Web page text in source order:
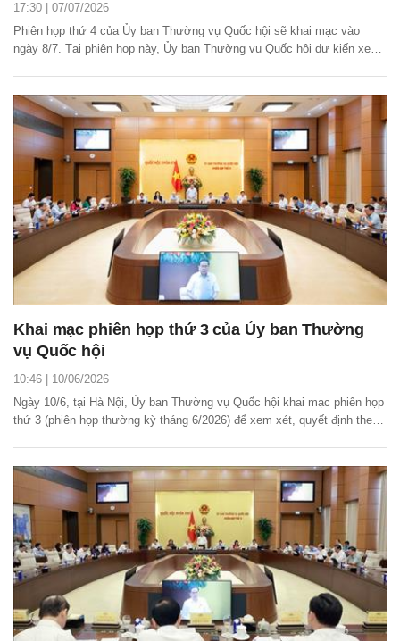
17:30 | 07/07/2026
Phiên họp thứ 4 của Ủy ban Thường vụ Quốc hội sẽ khai mạc vào
ngày 8/7. Tại phiên họp này, Ủy ban Thường vụ Quốc hội dự kiến xem
pháp luật, chuẩn bị cho kỳ họp...
Khai mạc phiên họp thứ 3 của Ủy ban Thường
vụ Quốc hội
10:46 | 10/06/2026
Ngày 10/6, tại Hà Nội, Ủy ban Thường vụ Quốc hội khai mạc phiên họp
thứ 3 (phiên họp thường kỳ tháng 6/2026) để xem xét, quyết định theo
bộ máy tham mưu của Quốc...